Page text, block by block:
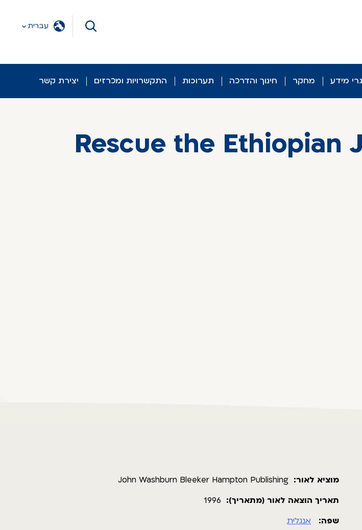
עברית
מידע מחקר חינוך והדרכה תערוכות התקשרויות ומכרזים יצירת קשר
Rescue the Ethiopian
מוציא לאור: John Washburn Bleeker Hampton Publishing
תאריך הוצאה לאור (מתאריך): 1996
שפה:
אנגלית